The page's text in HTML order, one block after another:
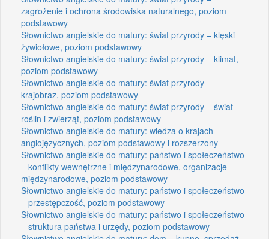
zagrożenie i ochrona środowiska naturalnego, poziom
podstawowy
Słownictwo angielskie do matury: świat przyrody – klęski
żywiołowe, poziom podstawowy
Słownictwo angielskie do matury: świat przyrody – klimat,
poziom podstawowy
Słownictwo angielskie do matury: świat przyrody –
krajobraz, poziom podstawowy
Słownictwo angielskie do matury: świat przyrody – świat
roślin i zwierząt, poziom podstawowy
Słownictwo angielskie do matury: wiedza o krajach
anglojęzycznych, poziom podstawowy i rozszerzony
Słownictwo angielskie do matury: państwo i społeczeństwo
– konflikty wewnętrzne i międzynarodowe, organizacje
międzynarodowe, poziom podstawowy
Słownictwo angielskie do matury: państwo i społeczeństwo
– przestępczość, poziom podstawowy
Słownictwo angielskie do matury: państwo i społeczeństwo
– struktura państwa i urzędy, poziom podstawowy